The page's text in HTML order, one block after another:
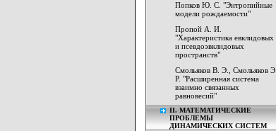
Попков Ю. С. "Энтропийные
модели рождаемости"
Пропой А. И.
"Характеристика евклидовых
и псевдоэвклидовых
пространств"
Смольяков В. Э., Смольяков Э.
Р. "Расширенная система
взаимно связанных
равновесий"
II. МАТЕМАТИЧЕСКИЕ
ПРОБЛЕМЫ
ДИНАМИЧЕСКИХ СИСТЕМ